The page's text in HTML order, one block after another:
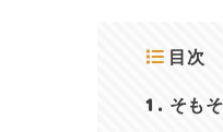
目次
1 そも